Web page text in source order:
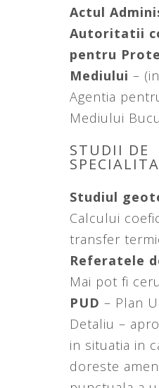
Actul
Autoritatii
pentru
Mediului –
Agentia
Mediului
STUDII DE
Studiul
Calcului
transfer
Referatele
Mai pot fi
PUD – Plan
Detaliu –
in situatia in
doreste